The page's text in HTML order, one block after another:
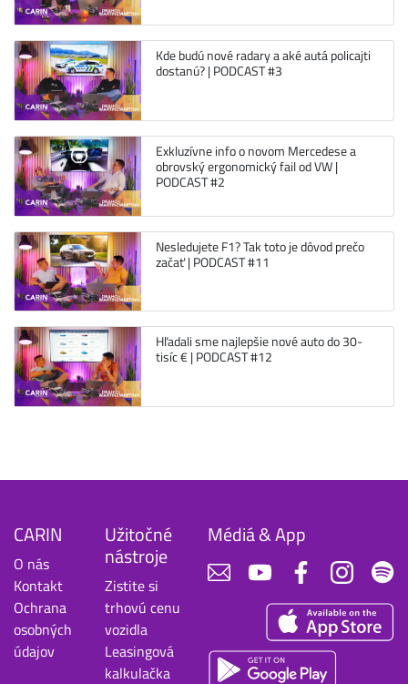
Kde budú nové radary a aké autá policajti
dostanú? | PODCAST #3
Exkluzívne info o novom Mercedese a
obrovský ergonomický fail od VW |
PODCAST #2
Nesledujete F1? Tak toto je dôvod prečo
začať | PODCAST #11
Hľadali sme najlepšie nové auto do 30-
tisíc € | PODCAST #12
CARIN
O nás
Kontakt
Ochrana
osobných
údajov
Užitočné
nástroje
Zistite si
trhovú cenu
vozidla
Leasingová
kalkulačka
Médiá & App